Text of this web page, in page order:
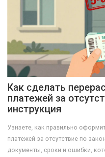
Как сделать
платежей за
инструкция
Узнаете, как правильно
платежей за отсутствие по
документы, сроки и ошибки,